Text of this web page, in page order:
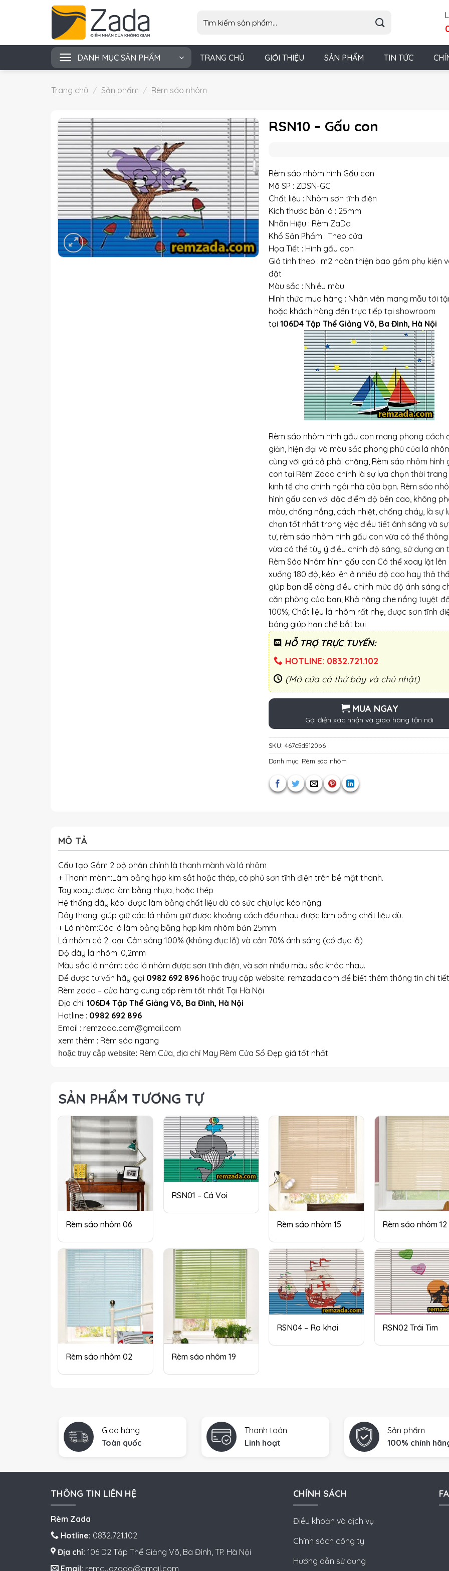
kiếm:
DANH MỤC SẢN PHẨM TRANG CHỦ GIỚI THIỆU SẢN PHẨM TIN TỨC
Trang chủ / Sản phẩm / Rèm sáo nhôm
RSN10 – Gấu con
Rèm sáo nhôm hình Gấu con
Mã SP : ZDSN-GC
Chất liệu : Nhôm sơn tĩnh điện
Kích thước bản lá : 25mm
Nhãn Hiệu : Rèm ZaDa
Khổ Sản Phẩm : Theo cửa
Họa Tiết : Hình gấu con
Giá tính theo : m2 hoàn thiện bao gồm phụ kiện
đặt
Màu sắc : Nhiều màu
Hình thức mua hàng : Nhân viên mang mẫu tới
hoặc khách hàng đến trực tiếp tại showroom
tại106D4 Tập Thể Giảng Võ, Ba Đình, Hà Nội
Rèm sáo nhôm hình gấu con mang phong cách
giản, hiện đại và màu sắc phong phú của lá
cùng với giá cả phải chăng, Rèm sáo nhôm hình
con tại Rèm Zada chính là sự lựa chọn thời
kinh tế cho chính ngôi nhà của bạn. Rèm sáo
hình gấu con với đặc điểm độ bền cao, không
màu, chống nắng, cách nhiệt, chống cháy, là sự
chọn tốt nhất trong việc điều tiết ánh sáng và
tư, rèm sáo nhôm hình gấu con vừa có thể
vừa có thể tùy ý điều chỉnh độ sáng, sử dụng an
Rèm Sáo Nhôm hình gấu con Có thể xoay lật lên
xuống 180 độ, kéo lên ở nhiều độ cao hay thả
giúp bạn dễ dàng điều chỉnh mức độ ánh sáng
căn phòng của bạn; Khả năng che nắng tuyệt
100%; Chất liệu lá nhôm rất nhẹ, được sơn tĩnh
bóng giúp hạn chế bắt bụi
HỖ TRỢ TRỰC TUYẾN:
HOTLINE: 0832.721.102
(Mở cửa cả thứ bảy và chủ nhật)
MUA NGAY
Gọi điện xác nhận và giao hàng tận nơi
SKU:467c5d5120b6
Danh mục: Rèm sáo nhôm
MÔ TẢ
Cấu tạo Gồm 2 bộ phận chính là thanh mành và lá nhôm
+ Thanh mành:Làm bằng hợp kim sắt hoặc thép, có phủ sơn tĩnh điện trên bề mặt thanh.
Tay xoay: được làm bằng nhựa, hoặc thép
Hệ thống dây kéo: được làm bằng chất liệu dù có sức chịu lực kéo nặng.
Dây thang: giúp giữ các lá nhôm giữ được khoảng cách đều nhau được làm bằng chất liệu dù.
+ Lá nhôm:Các lá làm bằng bằng hợp kim nhôm bản 25mm
Lá nhôm có 2 loại: Cản sáng 100% (không đục lỗ) và cản 70% ánh sáng (có đục lỗ)
Độ dày lá nhôm: 0,2mm
Màu sắc lá nhôm: các lá nhôm được sơn tĩnh điện, và sơn nhiều màu sắc khác nhau.
Để được tư vấn hãy gọi 0982 692 896hoặc truy cập website: remzada.com để biết thêm thông tin chi tiết
Rèm zada – cửa hàng cung cấp rèm tốt nhất Tại Hà Nội
Địa chỉ: 106D4 Tập Thể Giảng Võ, Ba Đình, Hà Nội
Hotline : 0982 692 896
Email : remzada.com@gmail.com
xem thêm : Rèm sáo ngang
hoặc truy cập website: Rèm Cửa, địa chỉ May Rèm Cửa Sổ Đẹp giá tốt nhất
SẢN PHẨM TƯƠNG TỰ
Rèm sáo nhôm 06
RSN01 – Cá Voi
Rèm sáo nhôm 15 Rèm sáo nhôm 12
Rèm sáo nhôm 02 Rèm sáo nhôm 19
RSN04 – Ra khơi RSN02 Trái Tim
Giao hàng
Toàn quốc
Thanh toán
Linh hoạt
Sản phẩm
100% chính
THÔNG TIN LIÊN HỆ
Rèm Zada
Hotline: 0832.721.102
Địa chỉ: 106 D2 Tập Thể Giảng Võ, Ba Đình, TP. Hà Nội
Email: remcuazada@gmail.com
CHÍNH SÁCH
Điều khoản và dịch vụ
Chính sách công ty
Hướng dẫn sử dụng